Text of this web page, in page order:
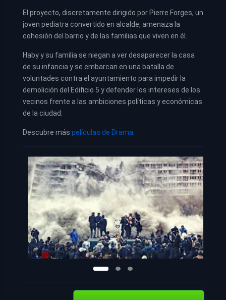
El proyecto, discretamente dirigido por Pierre Forges, un
joven pediatra convertido en alcalde, amenaza la
cohesión del barrio y de las familias que viven en él.
Haby y su familia se niegan a ver desaparecer la casa
de su infancia y se embarcan en una batalla de
voluntades contra el ayuntamiento para impedir la
demolición del Edificio 5 y defender los intereses de los
vecinos frente a las ambiciones políticas y económicas
de la ciudad.
Descubre más películas de Drama